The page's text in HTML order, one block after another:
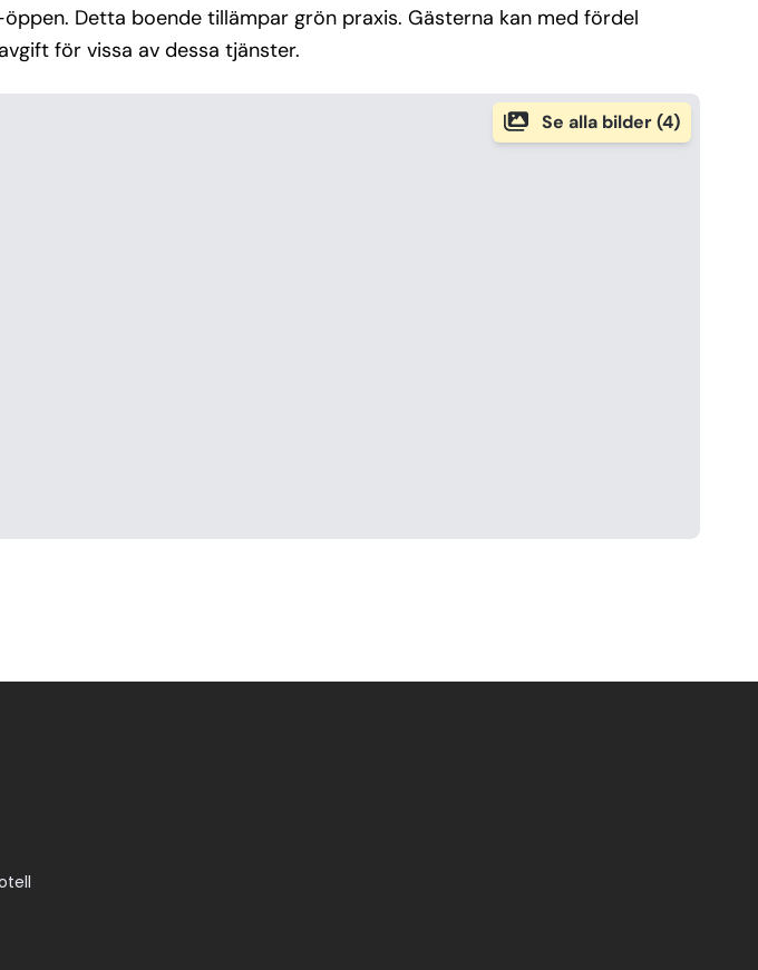
Detta boende tillämpar grön praxis. Gästerna kan med fördel
för vissa av dessa tjänster.
Se alla bilder (4)